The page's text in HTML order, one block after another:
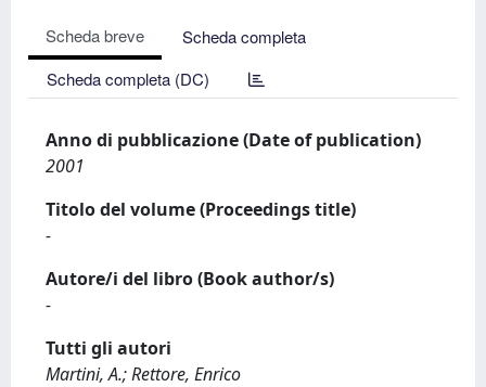
Scheda breve
Scheda completa
Scheda completa (DC)
Anno di pubblicazione (Date of publication)
2001
Titolo del volume (Proceedings title)
-
Autore/i del libro (Book author/s)
-
Tutti gli autori
Martini, A.; Rettore, Enrico